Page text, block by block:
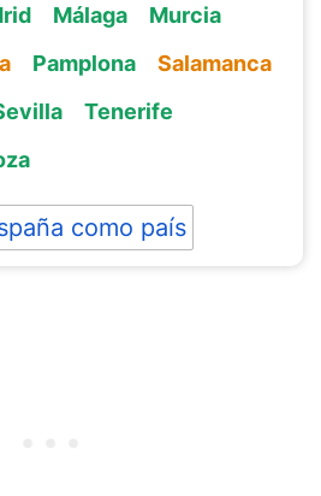
Málaga
Murcia
Pamplona
Salamanca
Tenerife
como país